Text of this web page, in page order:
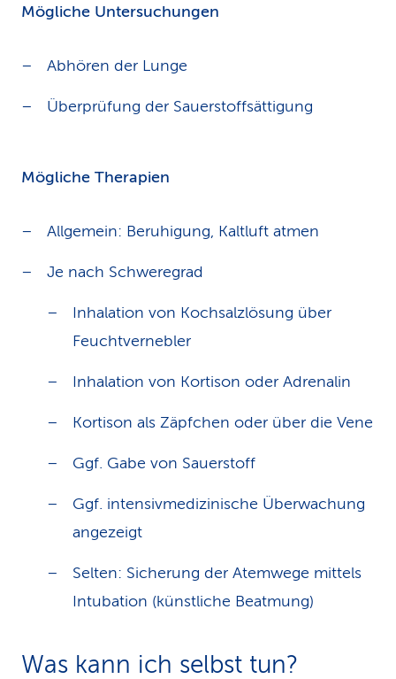
Mögliche Untersuchungen
Abhören der Lunge
Überprüfung der Sauerstoffsättigung
Mögliche Therapien
Allgemein: Beruhigung, Kaltluft atmen
Je nach Schweregrad
Inhalation von Kochsalzlösung über
Feuchtvernebler
Inhalation von Kortison oder Adrenalin
Kortison als Zäpfchen oder über die Vene
Ggf. Gabe von Sauerstoff
Ggf. intensivmedizinische Überwachung
angezeigt
Selten: Sicherung der Atemwege mittels
Intubation (künstliche Beatmung)
Was kann ich selbst tun?